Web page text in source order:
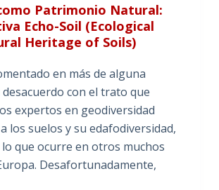
Patrimonio Natural:
Echo-Soil (Ecological
Heritage of Soils)
en más de alguna
con el trato que
expertos en geodiversidad
los suelos y su edafodiversidad,
que ocurre en otros muchos
Desafortunadamente,